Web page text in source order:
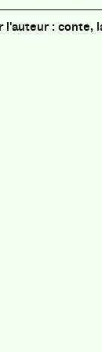
conte,